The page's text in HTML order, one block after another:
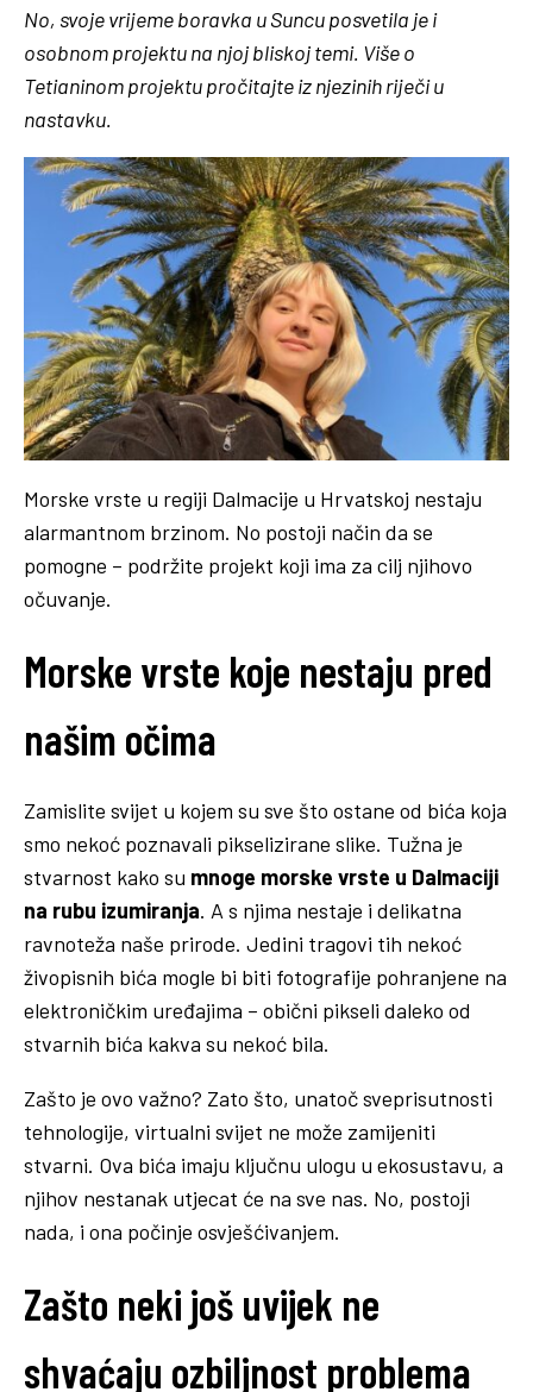
No, svoje vrijeme boravka u Suncu posvetila je i
osobnom projektu na njoj bliskoj temi. Više o
Tetianinom projektu pročitajte iz njezinih riječi u
nastavku.
Morske vrste u regiji Dalmacije u Hrvatskoj nestaju
alarmantnom brzinom. No postoji način da se
pomogne – podržite projekt koji ima za cilj njihovo
očuvanje.
Morske vrste koje nestaju pred
našim očima
Zamislite svijet u kojem su sve što ostane od bića koja
smo nekoć poznavali pikselizirane slike. Tužna je
stvarnost kako su mnoge morske vrste u Dalmaciji
na rubu izumiranja. A s njima nestaje i delikatna
ravnoteža naše prirode. Jedini tragovi tih nekoć
živopisnih bića mogle bi biti fotografije pohranjene na
elektroničkim uređajima – obični pikseli daleko od
stvarnih bića kakva su nekoć bila.
Zašto je ovo važno? Zato što, unatoč sveprisutnosti
tehnologije, virtualni svijet ne može zamijeniti
stvarni. Ova bića imaju ključnu ulogu u ekosustavu, a
njihov nestanak utjecat će na sve nas. No, postoji
nada, i ona počinje osvješćivanjem.
Zašto neki još uvijek ne
shvaćaju ozbiljnost problema